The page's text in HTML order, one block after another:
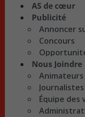
AS de cœur
Publicité
Annoncer
Concours
Nous Joindre
Animateurs
Journalistes
Équipe des